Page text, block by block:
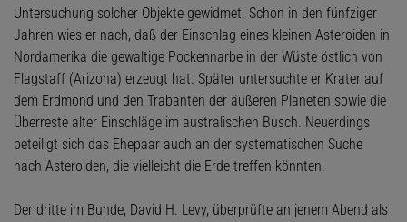
Untersuchung solcher Objekte gewidmet. Schon in den fünfziger
Jahren wies er nach, daß der Einschlag eines kleinen Asteroiden in
Nordamerika die gewaltige Pockennarbe in der Wüste östlich von
Flagstaff (Arizona) erzeugt hat. Später untersuchte er Krater auf
dem Erdmond und den Trabanten der äußeren Planeten sowie die
Überreste alter Einschläge im australischen Busch. Neuerdings
beteiligt sich das Ehepaar auch an der systematischen Suche
nach Asteroiden, die vielleicht die Erde treffen könnten.
Der dritte im Bunde, David H. Levy, überprüfte an jenem Abend als